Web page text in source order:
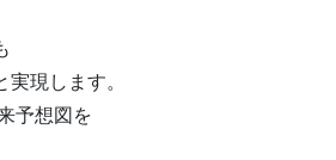
現します。
予想図を